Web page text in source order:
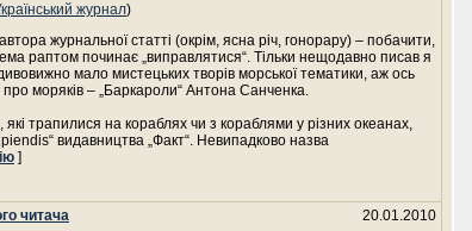
журнал)
журнальної статті (окрім, ясна річ, гонорару) – побачити,
раптом починає „виправлятися“. Тільки нещодавно писав я
мало мистецьких творів морської тематики, аж ось
моряків – „Баркароли“ Антона Санченка.
які трапилися на кораблях чи з кораблями у різних океанах,
видавництва „Факт“. Невипадково назва
]
20.01.2010
читача